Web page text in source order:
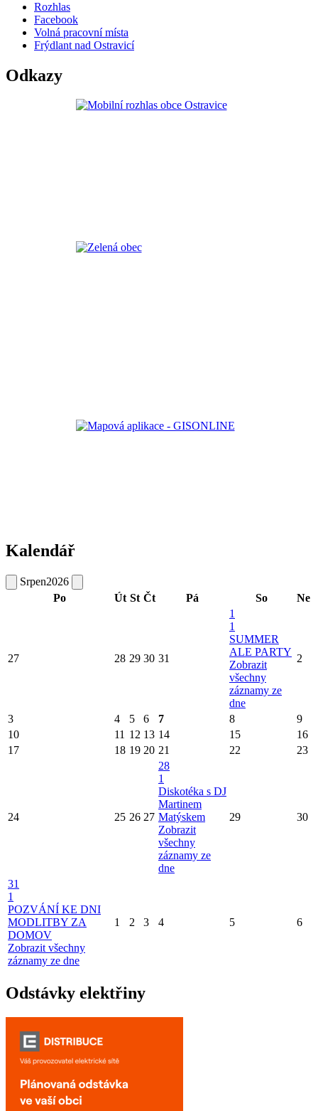
Rozhlas
Facebook
Volná pracovní místa
Frýdlant nad Ostravicí
Odkazy
Kalendář
Srpen2026
Po
Út St Čt Pá So Ne
27 28 29 30 31
1
1
SUMMER
ALE PARTY
Zobrazit
všechny
záznamy ze
dne
2
3 4 5 6 7 8
9
10
11 12 13 14 15
16
17
18 19 20 21 22 23
24 25 26 27
28
1
Diskotéka s DJ
Martinem
Matýskem
Zobrazit
všechny
záznamy ze
dne
29 30
31
1
POZVÁNÍ KE DNI
MODLITBY ZA
DOMOV
Zobrazit všechny
záznamy ze dne
1 2 3 4 5 6
Odstávky elektřiny